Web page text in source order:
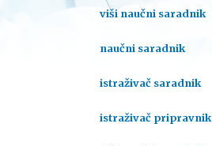
viši naučni saradnik
naučni saradnik
istraživač saradnik
istraživač pripravnik